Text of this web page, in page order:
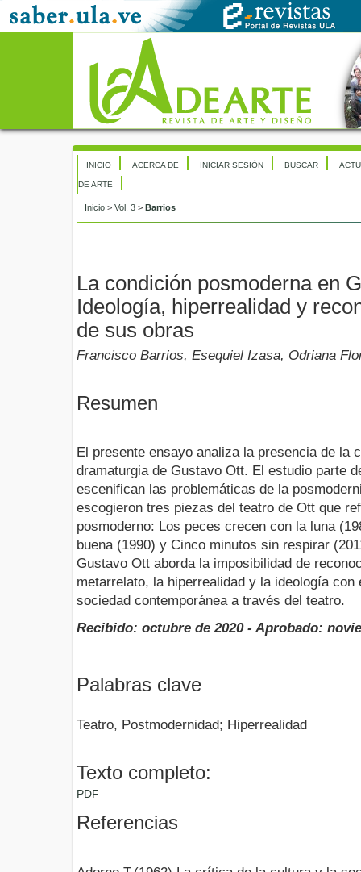
INICIO ACERCA DE INICIAR SESIÓN BUSCAR
DE ARTE
Inicio > Vol. 3 > Barrios
La condición posmoderna en
Ideología, hiperrealidad y
de sus obras
Francisco Barrios, Esequiel Izasa, Odriana
Resumen
El presente ensayo analiza la presencia de la
dramaturgia de Gustavo Ott. El estudio parte
escenifican las problemáticas de la
escogieron tres piezas del teatro de Ott que
posmoderno: Los peces crecen con la luna
buena (1990) y Cinco minutos sin respirar
Gustavo Ott aborda la imposibilidad de
metarrelato, la hiperrealidad y la ideología
sociedad contemporánea a través del teatro.
Recibido: octubre de 2020 - Aprobado:
Palabras clave
Teatro, Postmodernidad; Hiperrealidad
Texto completo:
PDF
Referencias